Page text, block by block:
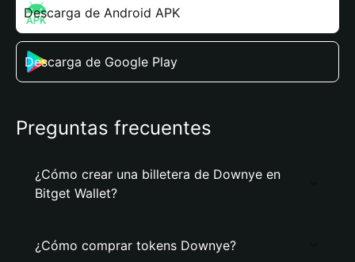
Descarga de Android APK
Descarga de Google Play
Preguntas frecuentes
¿Cómo crear una billetera de Downye en
Bitget Wallet?
¿Cómo comprar tokens Downye?